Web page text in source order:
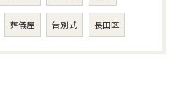
葬儀屋 告別式 長田区